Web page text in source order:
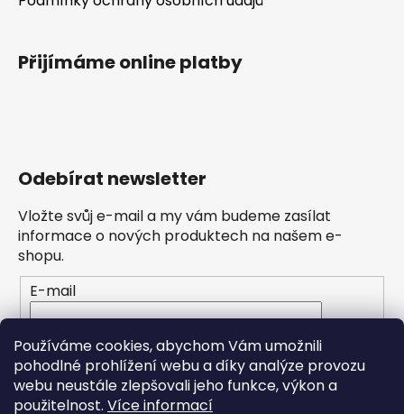
Používáme cookies, abychom Vám umožnili
pohodlné prohlížení webu a díky analýze provozu
webu neustále zlepšovali jeho funkce, výkon a
použitelnost. Více informací
Přijímáme online platby
Odebírat newsletter
Vložte svůj e-mail a my vám budeme zasílat
informace o nových produktech na našem e-
shopu.
E-mail
Vložením e-mailu souhlasíte s podmínkami
ochrany osobních údajů
PŘIHLÁSIT SE